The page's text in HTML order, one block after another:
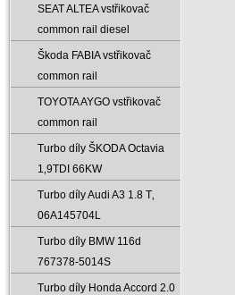
SEAT ALTEA vstřikovač
common rail diesel
Škoda FABIA vstřikovač
common rail
TOYOTA AYGO vstřikovač
common rail
Turbo díly ŠKODA Octavia
1‚9TDI 66KW
Turbo díly Audi A3 1.8 T‚
06A145704L
Turbo díly BMW 116d
767378-5014S
Turbo díly Honda Accord 2.0